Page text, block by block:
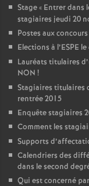
Stage « Entrer dans
stagiaires jeudi 20
Postes aux
Elections à l’ESPE
Lauréats titulaires
NON !
Stagiaires titulaires
rentrée 2015
Enquête stagiaires
Comment les
Supports
Calendriers des
dans le second
Qui est concerné